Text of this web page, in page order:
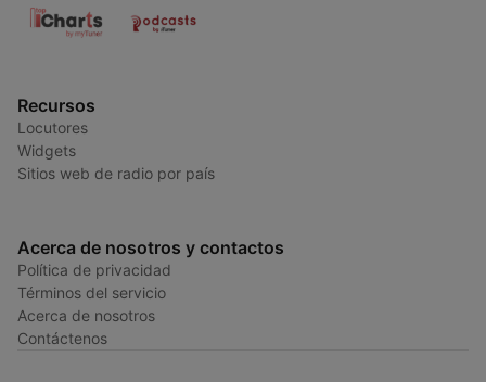
Recursos
Locutores
Widgets
Sitios web de radio por país
Acerca de nosotros y contactos
Política de privacidad
Términos del servicio
Acerca de nosotros
Contáctenos